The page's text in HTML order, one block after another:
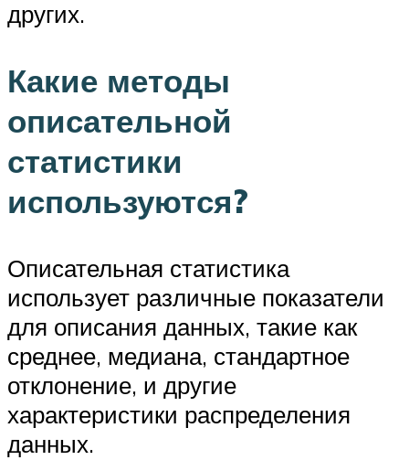
других.
Какие методы
описательной
статистики
используются?
Описательная статистика
использует различные показатели
для описания данных, такие как
среднее, медиана, стандартное
отклонение, и другие
характеристики распределения
данных.